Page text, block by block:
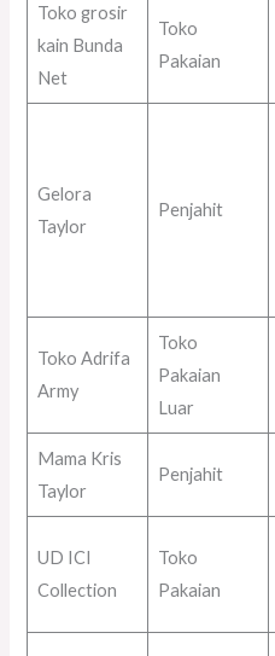
Toko grosir
kain Bunda
Net
Toko
Pakaian
Gelora
Taylor
Penjahit
Toko Adrifa
Army
Toko
Pakaian
Luar
Mama Kris
Taylor
Penjahit
UD ICI
Collection
Toko
Pakaian